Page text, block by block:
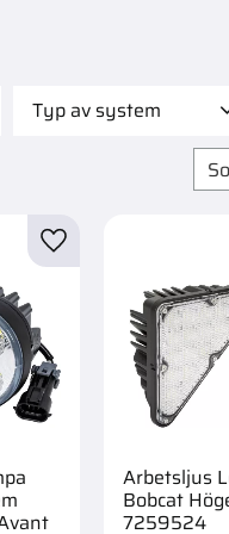
Typ av system
Broms
Bränslesystem
Lägg till i favoriter
Arbetsljus
Bobcat
7259524